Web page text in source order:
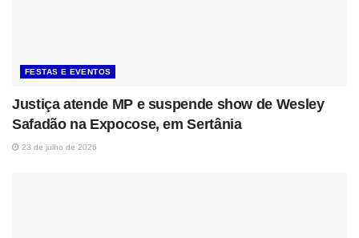
FESTAS E EVENTOS
Justiça atende MP e suspende show de Wesley
Safadão na Expocose, em Sertânia
23 de julho de 2026